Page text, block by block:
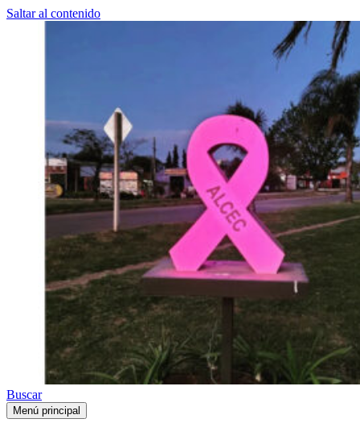
Saltar al contenido
Buscar
Menú principal